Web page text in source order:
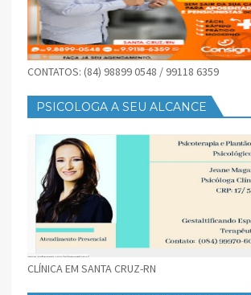
CONTATOS: (84) 98899 0548 / 99118 6359
PSICOLOGA A SEU ALCANCE
CLÍNICA EM SANTA CRUZ-RN